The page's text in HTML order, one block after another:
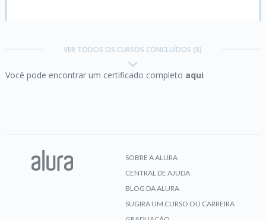
VER TODOS OS CURSOS CONCLUÍDOS (8)
Você pode encontrar um certificado completo aqui
SOBRE A ALURA
CENTRAL DE AJUDA
BLOG DA ALURA
SUGIRA UM CURSO OU CARREIRA